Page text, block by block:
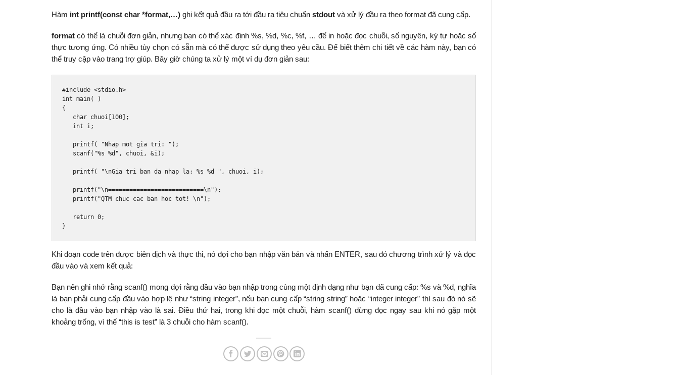
Hàm int printf(const char *format,…) ghi kết quả đầu ra tới đầu ra tiêu chuẩn stdout và xử lý đầu ra theo format đã cung cấp.
format có thể là chuỗi đơn giản, nhưng bạn có thể xác định %s, %d, %c, %f, … để in hoặc đọc chuỗi, số nguyên, ký tự hoặc số
thực tương ứng. Có nhiều tùy chọn có sẵn mà có thể được sử dụng theo yêu cầu. Để biết thêm chi tiết về các hàm này, bạn có
thể truy cập vào trang trợ giúp. Bây giờ chúng ta xử lý một ví dụ đơn giản sau:
#include <stdio.h>
int main(
)
{
char chuoi [100];
int i ;
   printf
( "Nhap mot gia tri: " );
   scanf
( "%s %d" , chuoi , &i );
   printf
( "\nGia tri ban da nhap la: %s %d " , chuoi , i );
   printf
( "\n===========================\n" );
   printf
( "QTM chuc cac ban hoc tot! \n" );
return 0;
}
Khi đoạn code trên được biên dịch và thực thi, nó đợi cho bạn nhập văn bản và nhấn ENTER, sau đó chương trình xử lý và đọc
đầu vào và xem kết quả:
Bạn nên ghi nhớ rằng scanf() mong đợi rằng đầu vào bạn nhập trong cùng một định dạng như bạn đã cung cấp: %s và %d, nghĩa
là bạn phải cung cấp đầu vào hợp lệ như “string integer”, nếu bạn cung cấp “string string” hoặc “integer integer” thì sau đó nó sẽ
cho là đầu vào bạn nhập vào là sai. Điều thứ hai, trong khi đọc một chuỗi, hàm scanf() dừng đọc ngay sau khi nó gặp một
khoảng trống, vì thế “this is test” là 3 chuỗi cho hàm scanf().